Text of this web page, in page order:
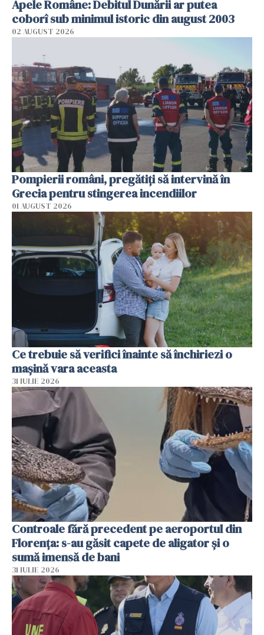
Apele Române: Debitul Dunării ar putea
coborî sub minimul istoric din august 2003
02 AUGUST 2026
Pompierii români, pregătiţi să intervină în
Grecia pentru stingerea incendiilor
01 AUGUST 2026
Ce trebuie să verifici înainte să închiriezi o
mașină vara aceasta
31 IULIE 2026
Controale fără precedent pe aeroportul din
Florența: s-au găsit capete de aligator și o
sumă imensă de bani
31 IULIE 2026